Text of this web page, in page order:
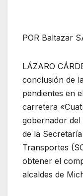
POR Baltazar
LÁZARO
conclusión de
pendientes en
carretera
gobernador
de la
Transportes
obtener el
alcaldes de